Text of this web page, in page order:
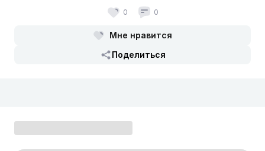
0 0
Мне нравится
Поделиться